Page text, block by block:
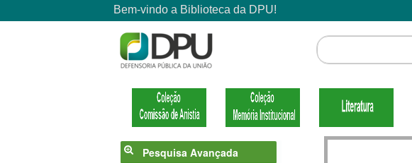
Pesquisa Avançada